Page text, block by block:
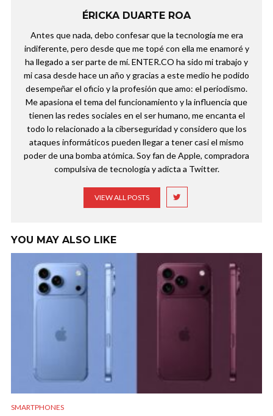
ÉRICKA DUARTE ROA
Antes que nada, debo confesar que la tecnología me era
indiferente, pero desde que me topé con ella me enamoré y
ha llegado a ser parte de mí. ENTER.CO ha sido mi trabajo y
mi casa desde hace un año y gracias a este medio he podido
desempeñar el oficio y la profesión que amo: el periodismo.
Me apasiona el tema del funcionamiento y la influencia que
tienen las redes sociales en el ser humano, me encanta el
todo lo relacionado a la ciberseguridad y considero que los
ataques informáticos pueden llegar a tener casi el mismo
poder de una bomba atómica. Soy fan de Apple, compradora
compulsiva de tecnología y adicta a Twitter.
VIEW ALL POSTS
YOU MAY ALSO LIKE
SMARTPHONES